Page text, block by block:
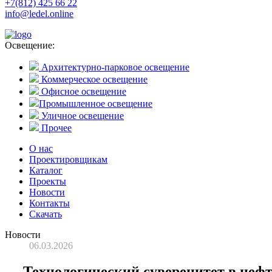
+7(812) 425 66 22
info@ledel.online
Освещение:
Архитектурно-парковое освещение
Коммерческое освещение
Офисное освещение
Промышленное освещение
Уличное освещение
Прочее
О нас
Проектировщикам
Каталог
Проекты
Новости
Контакты
Скачать
Новости
06.03.2026